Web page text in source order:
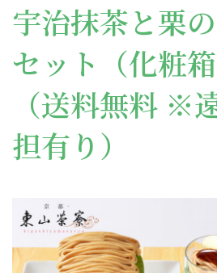
宇治抹茶と栗
セット（化粧箱
（送料無料 ※
担有り）